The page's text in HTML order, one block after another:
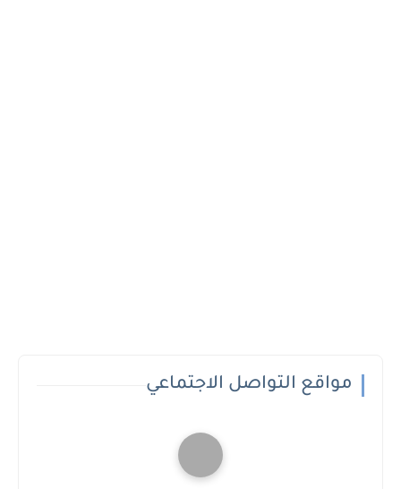
مواقع التواصل الاجتماعي